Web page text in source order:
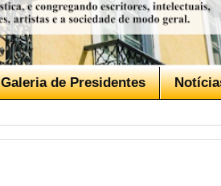
Galeria de Presidentes